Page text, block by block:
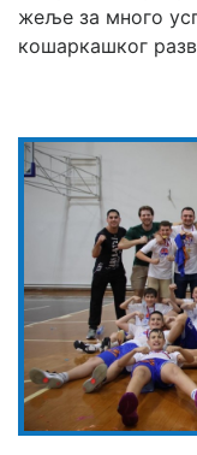
жеље за много
кошаркашког